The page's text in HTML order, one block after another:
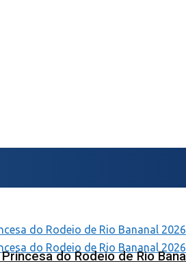
do Rodeio de Rio